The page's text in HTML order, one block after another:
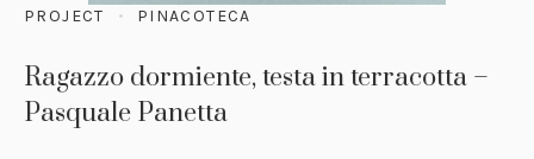
PROJECT PINACOTECA
Ragazzo dormiente, testa in terracotta –
Pasquale Panetta